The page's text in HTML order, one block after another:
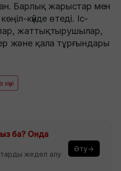
Барлық жарыстар мен
күйде өтеді. Іс-
жаттықтырушылар,
және қала тұрғындары
ба? Онда
жедел алу
Өту→